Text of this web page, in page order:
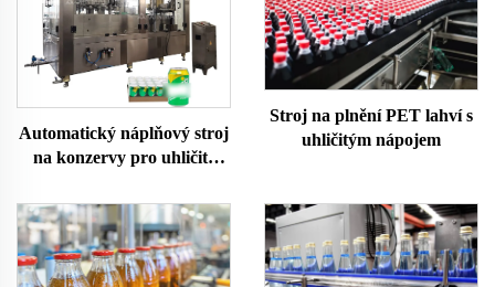
Automatický náplňový stroj
na konzervy pro uhličité
Stroj na plnění PET lahví s
uhličitým nápojem